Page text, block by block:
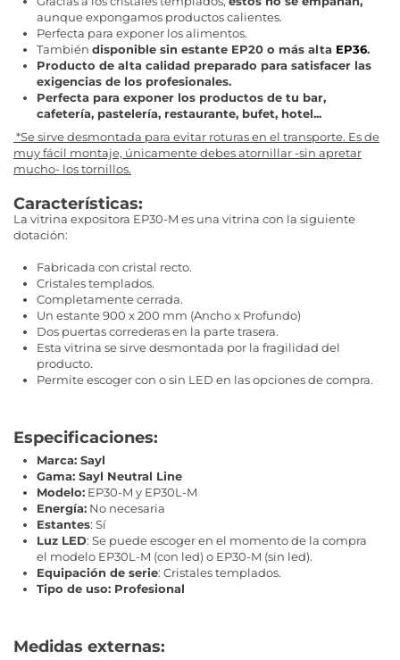
aunque expongamos productos calientes.
Perfecta para exponer los alimentos.
También disponible sin estante EP20 o más alta EP36.
Producto de alta calidad preparado para satisfacer las
exigencias de los profesionales.
Perfecta para exponer los productos de tu bar,
cafetería, pastelería, restaurante, bufet, hotel...
*Se sirve desmontada para evitar roturas en el transporte. Es de
muy fácil montaje, únicamente debes atornillar -sin apretar
mucho- los tornillos.
Características:
La vitrina expositora EP30-M es una vitrina con la siguiente
dotación:
Fabricada con cristal recto.
Cristales templados.
Completamente cerrada.
Un estante 900 x 200 mm (Ancho x Profundo)
Dos puertas correderas en la parte trasera.
Esta vitrina se sirve desmontada por la fragilidad del
producto.
Permite escoger con o sin LED en las opciones de compra.
Especificaciones:
Marca: Sayl
Gama: Sayl Neutral Line
Modelo: EP30-M y EP30L-M
Energía: No necesaria
Estantes: Sí
Luz LED: Se puede escoger en el momento de la compra
el modelo EP30L-M (con led) o EP30-M (sin led).
Equipación de serie: Cristales templados.
Tipo de uso: Profesional
Medidas externas: